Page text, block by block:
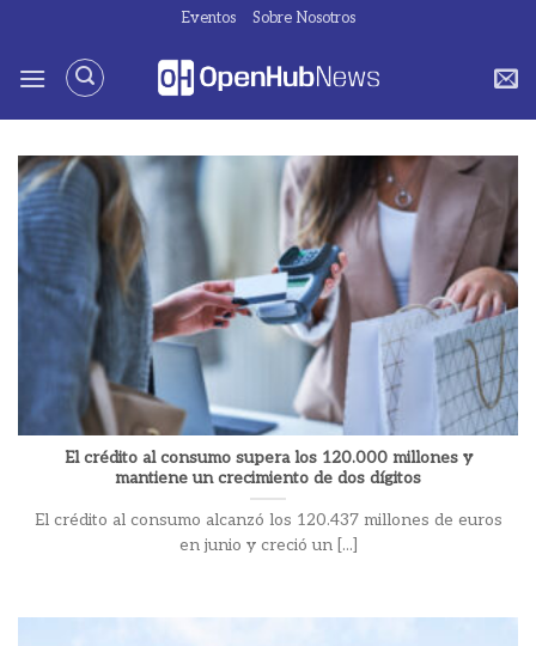
contenido
Eventos Sobre Nosotros
El crédito al consumo supera los 120.000 millones y
mantiene un crecimiento de dos dígitos
El crédito al consumo alcanzó los 120.437 millones de euros
en junio y creció un [...]